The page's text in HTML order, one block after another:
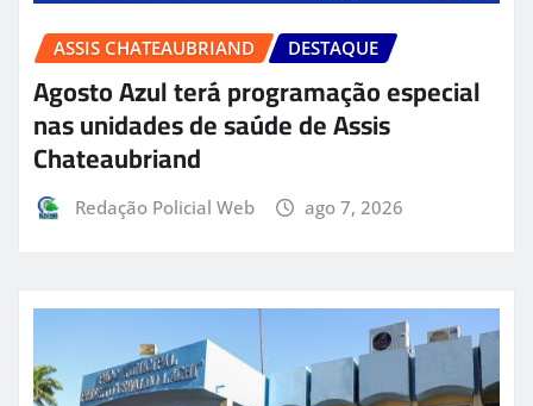
ASSIS CHATEAUBRIAND DESTAQUE
Agosto Azul terá programação especial
nas unidades de saúde de Assis
Chateaubriand
Redação Policial Web ago 7, 2026